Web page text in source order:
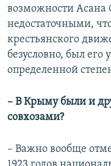
возможности Асана
недостаточными,
крестьянского
безусловно, был
определенной
– В Крыму были и
совхозами?
– Важно вообще